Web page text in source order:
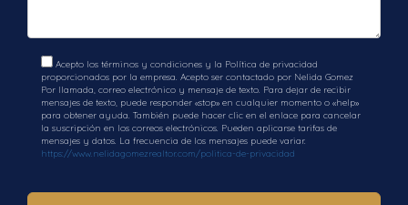
Acepto los términos y condiciones y la Política de privacidad
proporcionados por la empresa. Acepto ser contactado por Nelida Gomez
Por llamada, correo electrónico y mensaje de texto. Para dejar de recibir
mensajes de texto, puede responder «stop» en cualquier momento o «help»
para obtener ayuda. También puede hacer clic en el enlace para cancelar
la suscripción en los correos electrónicos. Pueden aplicarse tarifas de
mensajes y datos. La frecuencia de los mensajes puede variar.
https://www.nelidagomezrealtor.com/politica-de-privacidad